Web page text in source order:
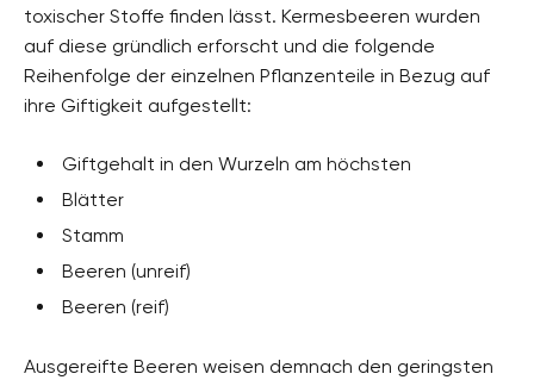
toxischer Stoffe finden lässt. Kermesbeeren wurden
auf diese gründlich erforscht und die folgende
Reihenfolge der einzelnen Pflanzenteile in Bezug auf
ihre Giftigkeit aufgestellt:
Giftgehalt in den Wurzeln am höchsten
Blätter
Stamm
Beeren (unreif)
Beeren (reif)
Ausgereifte Beeren weisen demnach den geringsten